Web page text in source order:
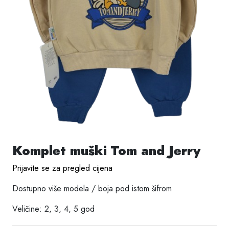
Komplet muški Tom and Jerry
Prijavite se za pregled cijena
Dostupno više modela / boja pod istom šifrom
Veličine: 2, 3, 4, 5 god